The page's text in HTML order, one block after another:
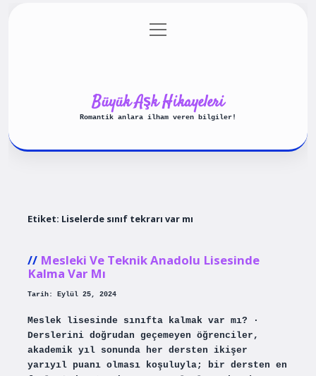
Gizlilik Politikası
menüyü
aç
Büyük Aşk Hikayeleri
Romantik anlara ilham veren bilgiler!
Etiket: Liselerde sınıf tekrarı var mı
Mesleki Ve Teknik Anadolu Lisesinde
Kalma Var Mı
Tarih: Eylül 25, 2024
Meslek lisesinde sınıfta kalmak var mı? ·
Derslerini doğrudan geçemeyen öğrenciler,
akademik yıl sonunda her dersten ikişer
yarıyıl puanı olması koşuluyla; bir dersten en